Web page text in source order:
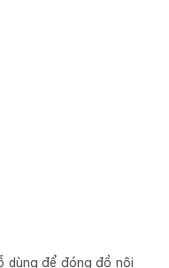
dùng để đóng đồ nội